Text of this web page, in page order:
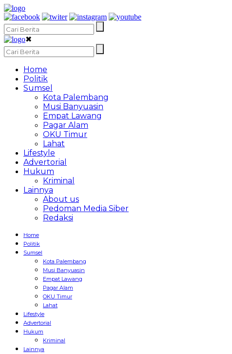
✖
Home
Politik
Sumsel
Kota Palembang
Musi Banyuasin
Empat Lawang
Pagar Alam
OKU Timur
Lahat
Lifestyle
Advertorial
Hukum
Kriminal
Lainnya
About us
Pedoman Media Siber
Redaksi
Home
Politik
Sumsel
Kota Palembang
Musi Banyuasin
Empat Lawang
Pagar Alam
OKU Timur
Lahat
Lifestyle
Advertorial
Hukum
Kriminal
Lainnya